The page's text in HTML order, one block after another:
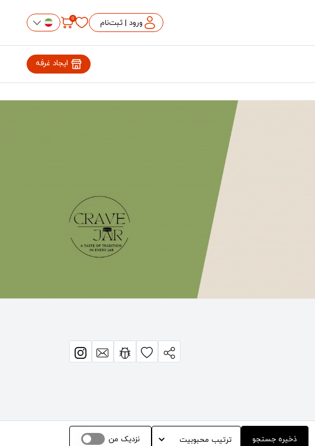
ورود | ثبت‌نام 0
ایجاد غرفه
ذخیره جستجو نزدیک من